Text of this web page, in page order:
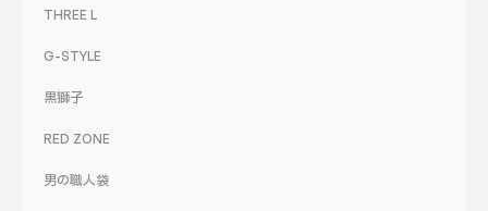
THREE L
G-STYLE
黒獅子
RED ZONE
男の職人袋